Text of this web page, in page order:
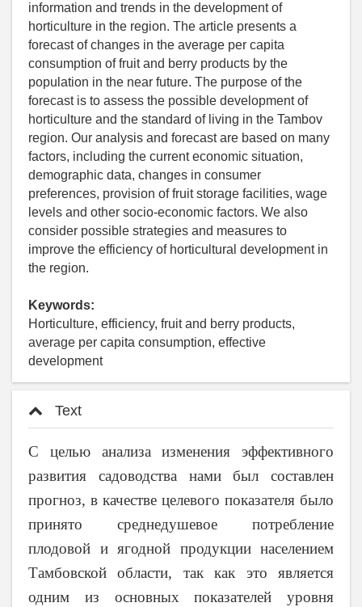
information and trends in the development of
horticulture in the region. The article presents a
forecast of changes in the average per capita
consumption of fruit and berry products by the
population in the near future. The purpose of the
forecast is to assess the possible development of
horticulture and the standard of living in the Tambov
region. Our analysis and forecast are based on many
factors, including the current economic situation,
demographic data, changes in consumer
preferences, provision of fruit storage facilities, wage
levels and other socio-economic factors. We also
consider possible strategies and measures to
improve the efficiency of horticultural development in
the region.
Keywords:
Horticulture, efficiency, fruit and berry products,
average per capita consumption, effective
development
Text
С целью анализа изменения эффективного
развития садоводства нами был составлен
прогноз, в качестве целевого показателя было
принято среднедушевое потребление
плодовой и ягодной продукции населением
Тамбовской области, так как это является
одним из основных показателей уровня